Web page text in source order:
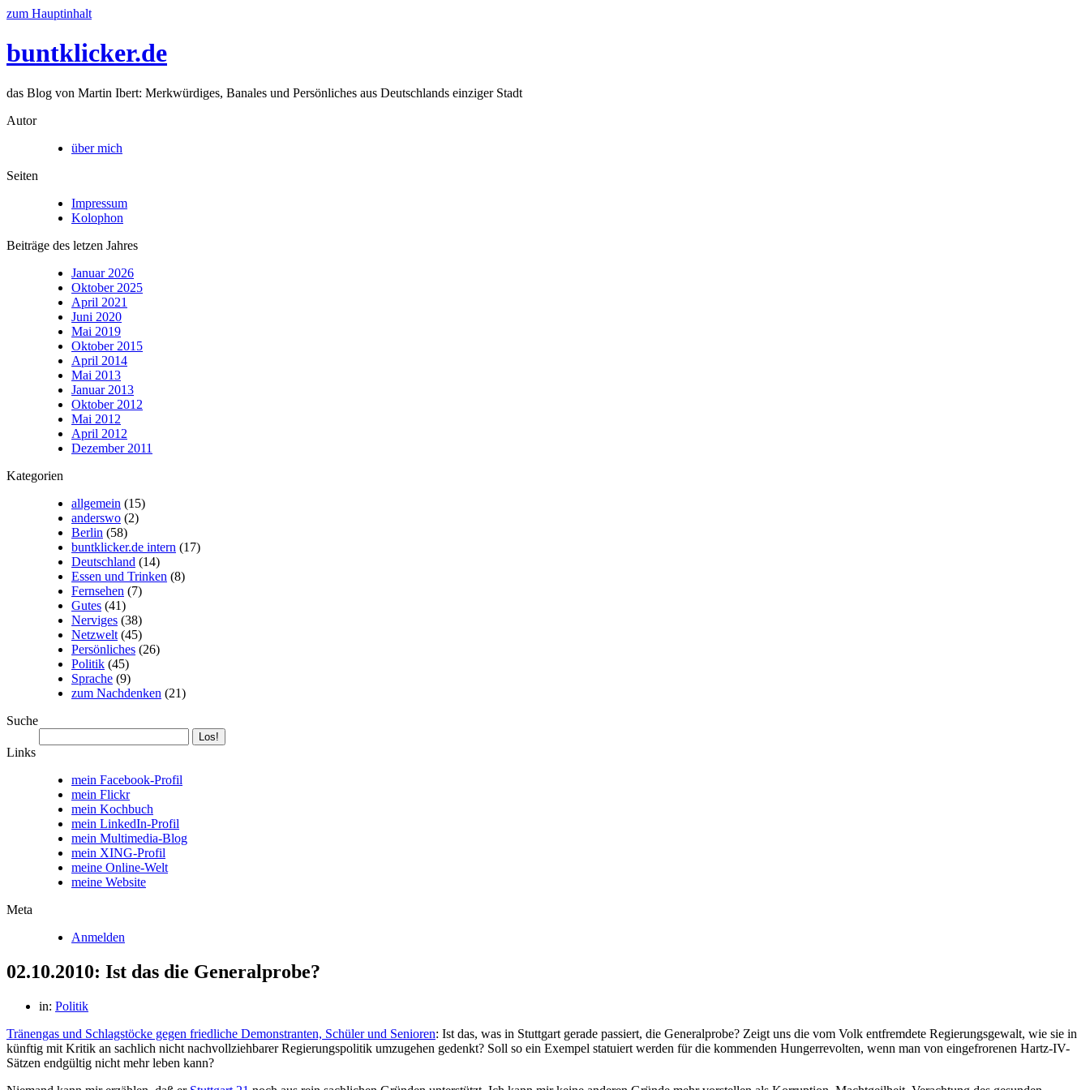
zum Hauptinhalt
buntklicker.de
das Blog von Martin Ibert: Merkwürdiges, Banales und Persönliches aus Deutschlands einziger Stadt
Autor
über mich
Seiten
Impressum
Kolophon
Beiträge des letzen Jahres
Januar 2026
Oktober 2025
April 2021
Juni 2020
Mai 2019
Oktober 2015
April 2014
Mai 2013
Januar 2013
Oktober 2012
Mai 2012
April 2012
Dezember 2011
Kategorien
allgemein (15)
anderswo (2)
Berlin (58)
buntklicker.de intern (17)
Deutschland (14)
Essen und Trinken (8)
Fernsehen (7)
Gutes (41)
Nerviges (38)
Netzwelt (45)
Persönliches (26)
Politik (45)
Sprache (9)
zum Nachdenken (21)
Suche
Links
mein Facebook-Profil
mein Flickr
mein Kochbuch
mein LinkedIn-Profil
mein Multimedia-Blog
mein XING-Profil
meine Online-Welt
meine Website
Meta
Anmelden
02.10.2010: Ist das die Generalprobe?
in: Politik
Tränengas und Schlagstöcke gegen friedliche Demonstranten, Schüler und Senioren: Ist das, was in Stuttgart gerade passiert, die Generalprobe? Zeigt uns die vom Volk entfremdete Regierungsgewalt, wie sie in
künftig mit Kritik an sachlich nicht nachvollziehbarer Regierungspolitik umzugehen gedenkt? Soll so ein Exempel statuiert werden für die kommenden Hungerrevolten, wenn man von eingefrorenen Hartz-IV-
Sätzen endgültig nicht mehr leben kann?